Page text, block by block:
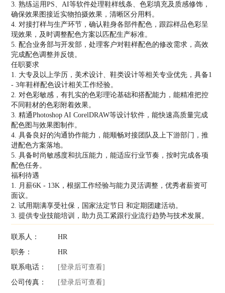
3. 熟练运用PS、AI等软件处理鞋样线条、色彩填充及质感修饰，
确保效果图接近实物拍摄效果，清晰区分用料。
4. 对接打样与生产环节，确认鞋身各部件配色，跟踪样品色彩呈
现效果，及时调整配色方案以匹配生产标准。
5. 配合业务部与开发部，处理客户对鞋样配色的修改需求，高效
完成配色调整并反馈。
任职要求
1. 大专及以上学历，美术设计、鞋类设计等相关专业优先，具备1
- 3年鞋样配色设计相关工作经验。
2. 对色彩敏感，有扎实的色彩理论基础和搭配能力，能精准把控
不同鞋材的色彩附着效果。
3. 精通Photoshop AI CorelDRAW等设计软件，能快速高质量完成
配色图与效果图制作。
4. 具备良好的沟通协作能力，能顺畅对接团队及上下游部门，推
进配色方案落地。
5. 具备时尚敏感度和抗压能力，能适应行业节奏，按时完成各项
配色任务。
福利待遇
1. 月薪6K - 13K，根据工作经验与能力灵活调整，优秀者薪资可
面议。
2. 试用期满享受社保，国家法定节日 和定期团建活动。
3. 提供专业技能培训，助力员工紧跟行业流行趋势与技术发展。
联系人：
HR
职务：
HR
联系电话：
[登录后可查看]
公司传真：
[登录后可查看]